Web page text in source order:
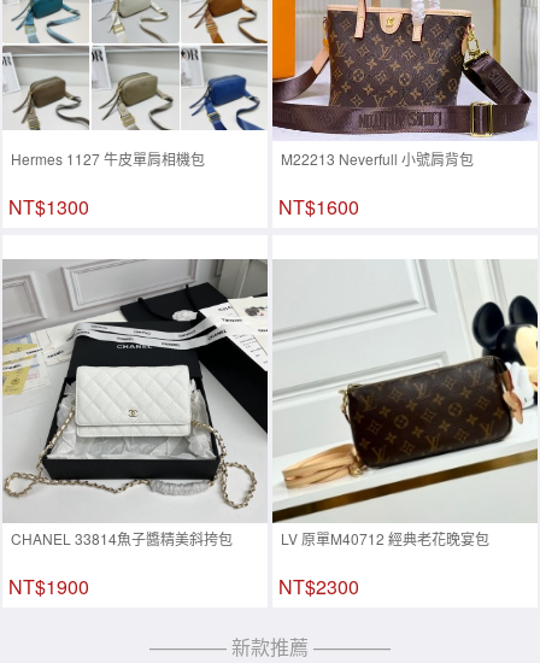
Hermes 1127 牛皮單肩相機包
NT$1300
M22213 Neverfull 小號肩背包
NT$1600
CHANEL 33814魚子醬精美斜挎包
NT$1900
LV 原單M40712 經典老花晚宴包
NT$2300
———— 新款推薦 ————